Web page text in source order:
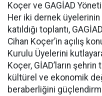
Koçer ve GAGİAD
Her iki dernek
katıldığı toplantı,
Cihan Koçer’in açılış
Kurulu Üyelerini
Koçer, GİAD’ların şehrin
kültürel ve ekonomik
beraberliğini